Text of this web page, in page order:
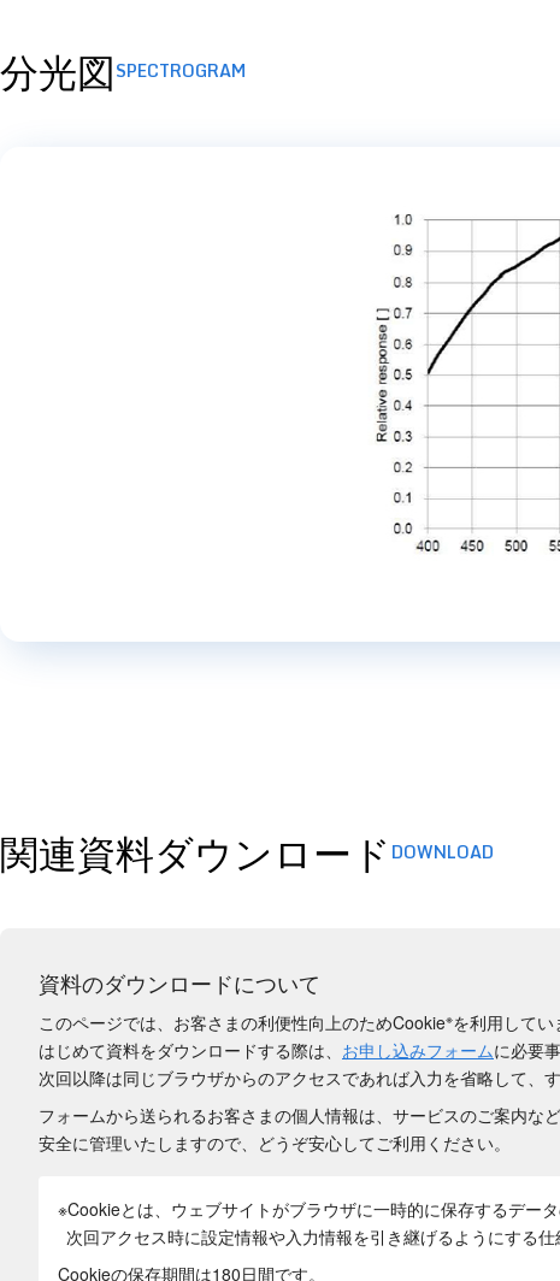
SPECTROGRAM
分光図
DOWNLOAD
関連資料ダウンロード
資料のダウンロードについて
このページでは、お客さまの利便性向上のためCookie※を利用してい
はじめて資料をダウンロードする際は、 お申し込みフォームに必要
次回以降は同じブラウザからのアクセスであれば入力を省略して、
フォームから送られるお客さまの個人情報は、サービスのご案内な
安全に管理いたしますので、どうぞ安心してご利用ください。
※Cookieとは、ウェブサイトがブラウザに一時的に保存するデータ
次回アクセス時に設定情報や入力情報を引き継げるようにする仕
Cookieの保存期間は180日間です。